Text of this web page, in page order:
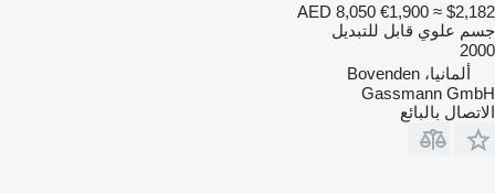
AED 8,050 €1,900 ≈ $2,182
جسم علوي قابل للتبديل
2000
ألمانيا، Bovenden
Gassmann GmbH
الاتصال بالبائع